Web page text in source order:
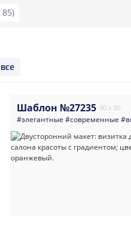
85)
Шаблон №27235 90 x 50
#элегантные #современные